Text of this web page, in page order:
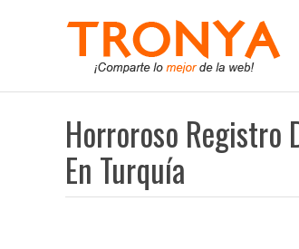
Horroroso Registro
En Turquía